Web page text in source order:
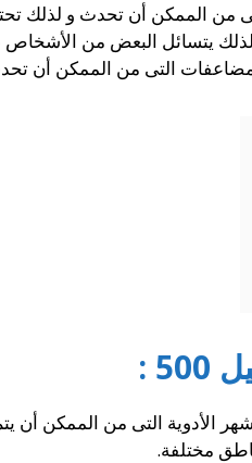
من الممكن أن تحدث و لذلك
لذلك يتسائل البعض من
التى من الممكن أن
:
الأدوية التى من الممكن أن
مختلفة.